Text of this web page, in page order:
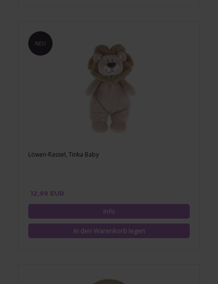
NEU
Löwen-Rassel, Tinka Baby
12,99 EUR